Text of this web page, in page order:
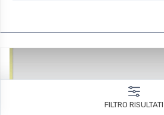
FILTRO RISULTATI